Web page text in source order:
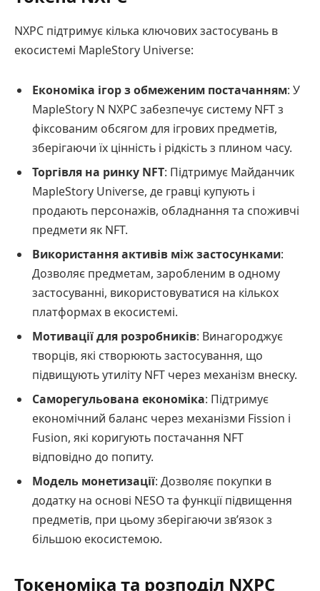
NXPC підтримує кілька ключових застосувань в
екосистемі MapleStory Universe:
Економіка ігор з обмеженим постачанням: У
MapleStory N NXPC забезпечує систему NFT з
фіксованим обсягом для ігрових предметів,
зберігаючи їх цінність і рідкість з плином часу.
Торгівля на ринку NFT: Підтримує Майданчик
MapleStory Universe, де гравці купують і
продають персонажів, обладнання та споживчі
предмети як NFT.
Використання активів між застосунками:
Дозволяє предметам, заробленим в одному
застосуванні, використовуватися на кількох
платформах в екосистемі.
Мотивації для розробників: Винагороджує
творців, які створюють застосування, що
підвищують утиліту NFT через механізм внеску.
Саморегульована економіка: Підтримує
економічний баланс через механізми Fission і
Fusion, які коригують постачання NFT
відповідно до попиту.
Модель монетизації: Дозволяє покупки в
додатку на основі NESO та функції підвищення
предметів, при цьому зберігаючи зв’язок з
більшою екосистемою.
Токеноміка та розподіл NXPC